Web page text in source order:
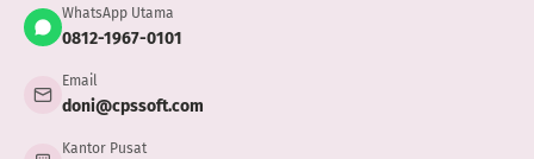
WhatsApp Utama
0812-1967-0101
Email
doni@cpssoft.com
Kantor Pusat